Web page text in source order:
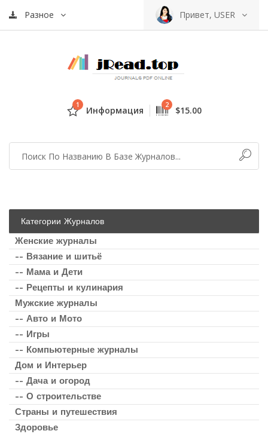
Разное Привет, USER
1 Информация 2 $15.00
Категории Журналов
Женские журналы
-- Вязание и шитьё
-- Мама и Дети
-- Рецепты и кулинария
Мужские журналы
-- Авто и Мото
-- Игры
-- Компьютерные журналы
Дом и Интерьер
-- Дача и огород
-- О строительстве
Страны и путешествия
Здоровье